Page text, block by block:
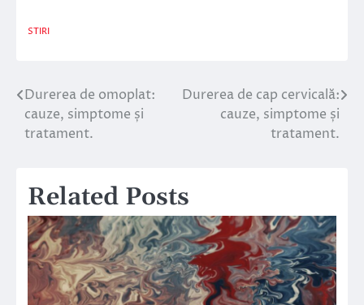
STIRI
Navigare
în
Durerea de omoplat:
cauze, simptome și
tratament.
Durerea de cap cervicală:
cauze, simptome și
tratament.
Related Posts